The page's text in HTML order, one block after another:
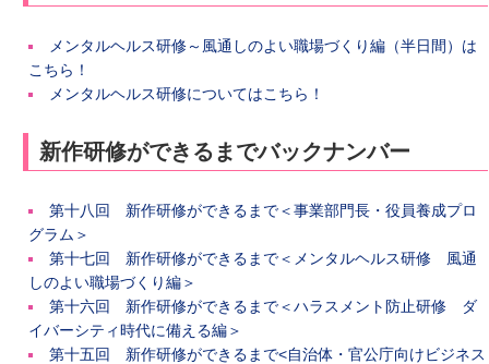
メンタルヘルス研修～風通しのよい職場づくり編（半日間）は
こちら！
メンタルヘルス研修についてはこちら！
新作研修ができるまでバックナンバー
第十八回 新作研修ができるまで＜事業部門長・役員養成プロ
グラム＞
第十七回 新作研修ができるまで＜メンタルヘルス研修 風通
しのよい職場づくり編＞
第十六回 新作研修ができるまで＜ハラスメント防止研修 ダ
イバーシティ時代に備える編＞
第十五回 新作研修ができるまで<自治体・官公庁向けビジネス